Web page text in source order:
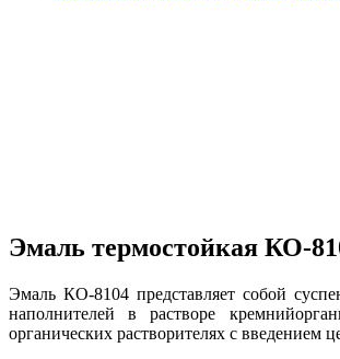
Эмаль термостойкая КО-
Эмаль КО-8104 представляет собой
наполнителей в растворе
органических растворителях с введением